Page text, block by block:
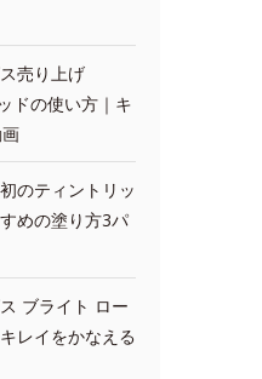
売り上げ
ドの使い方｜キ
のティントリッ
めの塗り方3パ
ブライト ロー
レイをかなえる